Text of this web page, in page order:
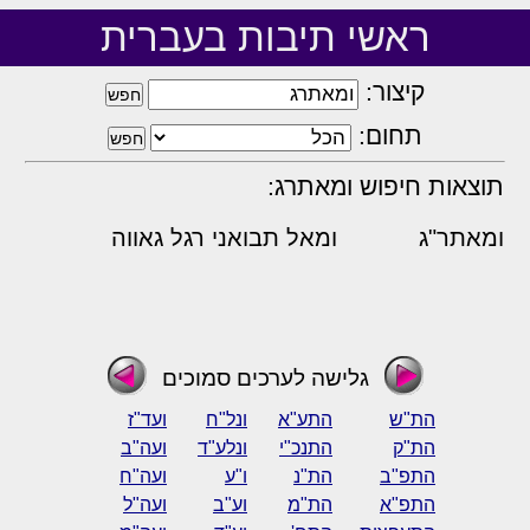
ראשי תיבות בעברית
קיצור:
תחום:
תוצאות חיפוש ומאתרג:
ומאתר"ג ומאל תבואני רגל גאווה
גלישה לערכים סמוכים
הת"ש התע"א ונל"ח
ועד"ז
הת"ק
התנכ"י ונלע"ד
ועה"ב
התפ"ב
הת"נ ו"ע
ועה"ח
התפ"א
הת"מ וע"ב
ועה"ל